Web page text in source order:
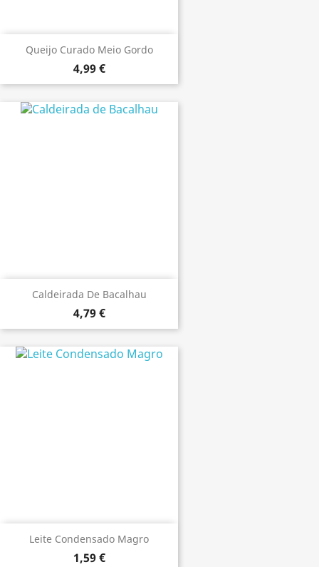
Queijo Curado Meio Gordo
4,99 €
Caldeirada De Bacalhau
4,79 €
Leite Condensado Magro
1,59 €